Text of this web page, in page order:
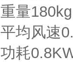
重量
平均风
功耗